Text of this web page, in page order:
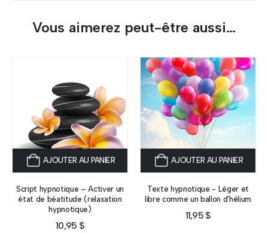
Vous aimerez peut-être aussi…
AJOUTER AU PANIER
Script hypnotique – Activer un
état de béatitude (relaxation
hypnotique)
10,95 $
AJOUTER AU PANIER
Texte hypnotique - Léger et
libre comme un ballon d’hélium
11,95 $